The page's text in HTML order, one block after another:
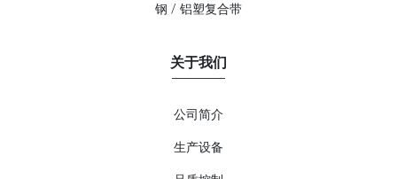
钢 / 铝塑复合带
关于我们
公司简介
生产设备